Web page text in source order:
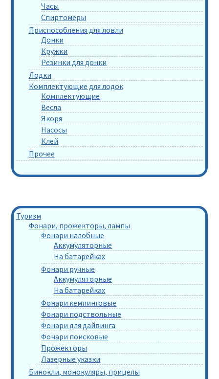
Часы
Спиртомеры
Приспособления для ловли
Донки
Кружки
Резинки для донки
Лодки
Комплектующие для лодок
Комплектующие
Весла
Якоря
Насосы
Клей
Прочее
Туризм
Фонари, прожекторы, лампы
Фонари налобные
Аккумуляторные
На батарейках
Фонари ручные
Аккумуляторные
На батарейках
Фонари кемпинговые
Фонари подствольные
Фонари для дайвинга
Фонари поисковые
Прожекторы
Лазерные указки
Бинокли, монокуляры, прицелы